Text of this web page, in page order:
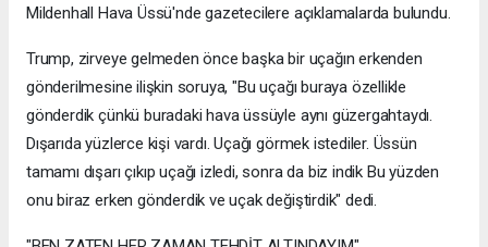
Mildenhall Hava Üssü'nde gazetecilere açıklamalarda bulundu.
Trump, zirveye gelmeden önce başka bir uçağın erkenden
gönderilmesine ilişkin soruya, "Bu uçağı buraya özellikle
gönderdik çünkü buradaki hava üssüyle aynı güzergahtaydı.
Dışarıda yüzlerce kişi vardı. Uçağı görmek istediler. Üssün
tamamı dışarı çıkıp uçağı izledi, sonra da biz indik Bu yüzden
onu biraz erken gönderdik ve uçak değiştirdik" dedi.